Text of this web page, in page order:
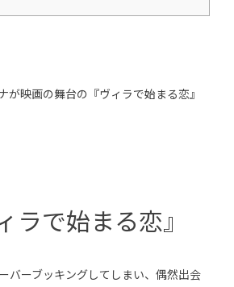
が映画の舞台の『ヴィラで始まる恋』
ラで始まる恋』
バーブッキングしてしまい、偶然出会